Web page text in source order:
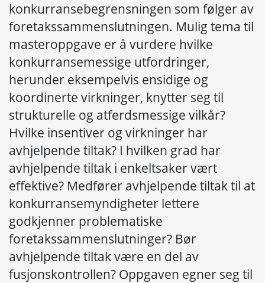
konkurransebegrensningen som følger av
foretakssammenslutningen. Mulig tema til
masteroppgave er å vurdere hvilke
konkurransemessige utfordringer,
herunder eksempelvis ensidige og
koordinerte virkninger, knytter seg til
strukturelle og atferdsmessige vilkår?
Hvilke insentiver og virkninger har
avhjelpende tiltak? I hvilken grad har
avhjelpende tiltak i enkeltsaker vært
effektive? Medfører avhjelpende tiltak til at
konkurransemyndigheter lettere
godkjenner problematiske
foretakssammenslutninger? Bør
avhjelpende tiltak være en del av
fusjonskontrollen? Oppgaven egner seg til